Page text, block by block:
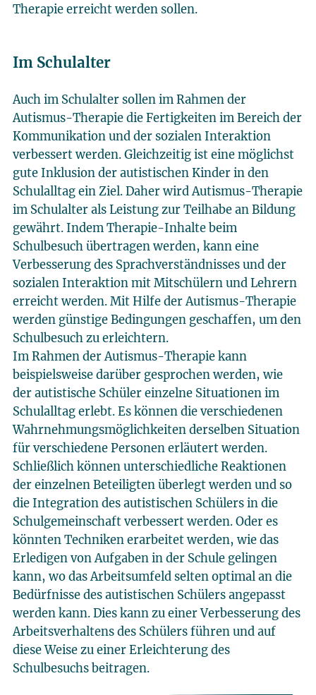
Therapie erreicht werden sollen.
Im Schulalter
Auch im Schulalter sollen im Rahmen der
Autismus-Therapie die Fertigkeiten im Bereich der
Kommunikation und der sozialen Interaktion
verbessert werden. Gleichzeitig ist eine möglichst
gute Inklusion der autistischen Kinder in den
Schulalltag ein Ziel. Daher wird Autismus-Therapie
im Schulalter als Leistung zur Teilhabe an Bildung
gewährt. Indem Therapie-Inhalte beim
Schulbesuch übertragen werden, kann eine
Verbesserung des Sprachverständnisses und der
sozialen Interaktion mit Mitschülern und Lehrern
erreicht werden. Mit Hilfe der Autismus-Therapie
werden günstige Bedingungen geschaffen, um den
Schulbesuch zu erleichtern.
Im Rahmen der Autismus-Therapie kann
beispielsweise darüber gesprochen werden, wie
der autistische Schüler einzelne Situationen im
Schulalltag erlebt. Es können die verschiedenen
Wahrnehmungsmöglichkeiten derselben Situation
für verschiedene Personen erläutert werden.
Schließlich können unterschiedliche Reaktionen
der einzelnen Beteiligten überlegt werden und so
die Integration des autistischen Schülers in die
Schulgemeinschaft verbessert werden. Oder es
könnten Techniken erarbeitet werden, wie das
Erledigen von Aufgaben in der Schule gelingen
kann, wo das Arbeitsumfeld selten optimal an die
Bedürfnisse des autistischen Schülers angepasst
werden kann. Dies kann zu einer Verbesserung des
Arbeitsverhaltens des Schülers führen und auf
diese Weise zu einer Erleichterung des
Schulbesuchs beitragen.